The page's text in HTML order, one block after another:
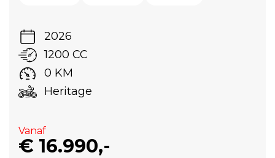
2026
1200 CC
0 KM
Heritage
Vanaf
€ 16.990,-